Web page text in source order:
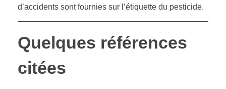
d’accidents sont fournies sur l’étiquette du pesticide.
Quelques références
citées